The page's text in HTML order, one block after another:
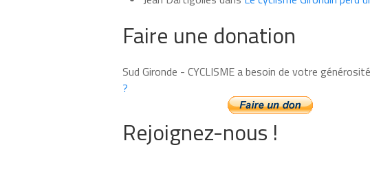
Faire une donation
Sud Gironde - CYCLISME a besoin de votre
?
Rejoignez-nous !